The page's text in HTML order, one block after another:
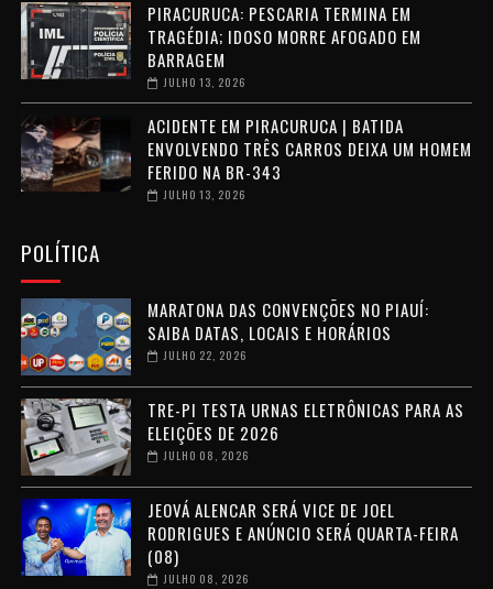
PIRACURUCA: PESCARIA TERMINA EM
TRAGÉDIA; IDOSO MORRE AFOGADO EM
BARRAGEM
JULHO 13, 2026
ACIDENTE EM PIRACURUCA | BATIDA
ENVOLVENDO TRÊS CARROS DEIXA UM HOMEM
FERIDO NA BR-343
JULHO 13, 2026
POLÍTICA
MARATONA DAS CONVENÇÕES NO PIAUÍ:
SAIBA DATAS, LOCAIS E HORÁRIOS
JULHO 22, 2026
TRE-PI TESTA URNAS ELETRÔNICAS PARA AS
ELEIÇÕES DE 2026
JULHO 08, 2026
JEOVÁ ALENCAR SERÁ VICE DE JOEL
RODRIGUES E ANÚNCIO SERÁ QUARTA-FEIRA
(08)
JULHO 08, 2026